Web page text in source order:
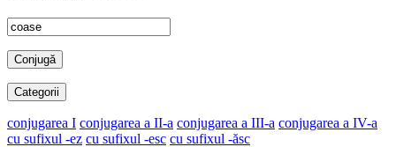
Conjugă
Categorii
conjugarea I conjugarea a II-a conjugarea a III-a conjugarea a IV-a
cu sufixul -ez cu sufixul -esc cu sufixul -ăsc